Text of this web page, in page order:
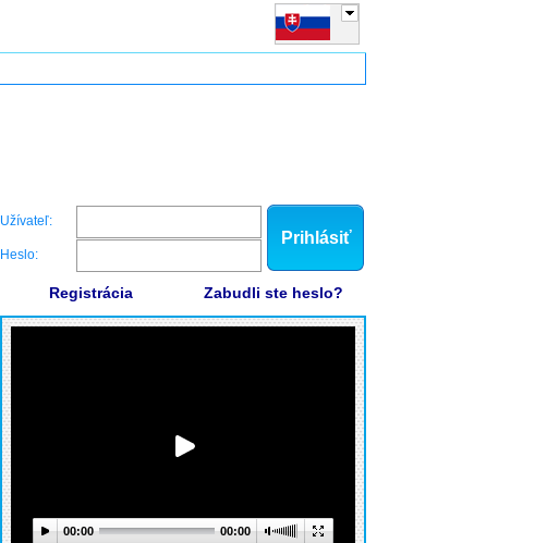
Užívateľ:
Heslo:
Prihlásiť
Registrácia Zabudli ste heslo?
00:00 00:00